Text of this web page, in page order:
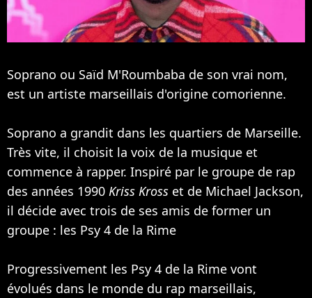
Soprano ou Saïd M'Roumbaba de son vrai nom,
est un artiste marseillais d'origine comorienne.
Soprano a grandit dans les quartiers de Marseille.
Très vite, il choisit la voix de la musique et
commence à rapper. Inspiré par le groupe de rap
des années 1990 Kriss Kross et de Michael Jackson,
il décide avec trois de ses amis de former un
groupe : les Psy 4 de la Rime
Progressivement les Psy 4 de la Rime vont
évolués dans le monde du rap marseillais,